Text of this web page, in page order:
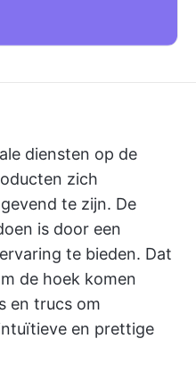
diensten op de
zich
te zijn. De
is door een
te bieden. Dat
de hoek komen
en trucs om
en prettige